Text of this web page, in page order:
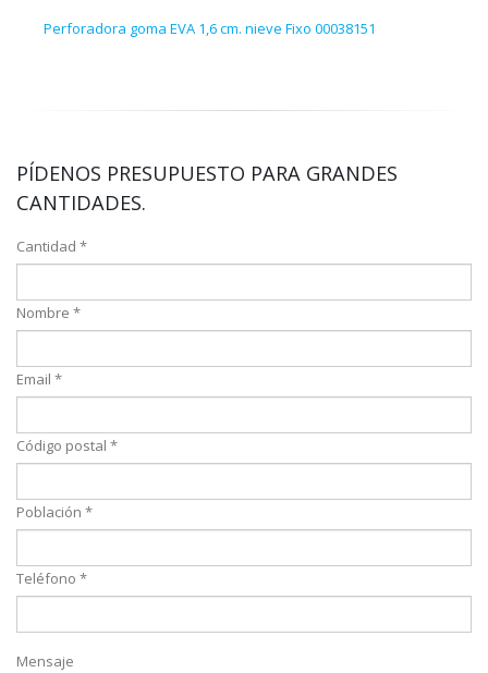
Perforadora goma EVA 1,6 cm. nieve Fixo 00038151
PÍDENOS PRESUPUESTO PARA GRANDES
CANTIDADES.
Cantidad *
Nombre *
Email *
Código postal *
Población *
Teléfono *
Mensaje